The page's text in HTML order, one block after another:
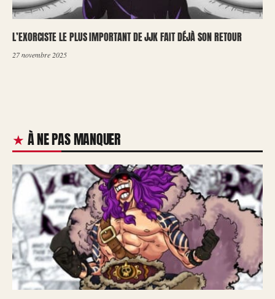
L’EXORCISTE LE PLUS IMPORTANT DE JJK FAIT DÉJÀ SON RETOUR
27 novembre 2025
À NE PAS MANQUER